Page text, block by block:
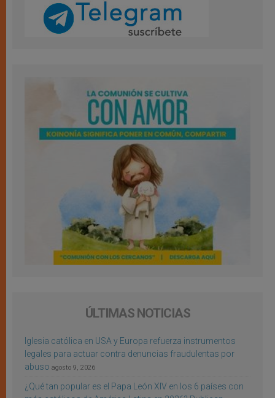
ÚLTIMAS NOTICIAS
Iglesia católica en USA y Europa refuerza instrumentos
legales para actuar contra denuncias fraudulentas por
abuso agosto 9, 2026
¿Qué tan popular es el Papa León XIV en los 6 países con